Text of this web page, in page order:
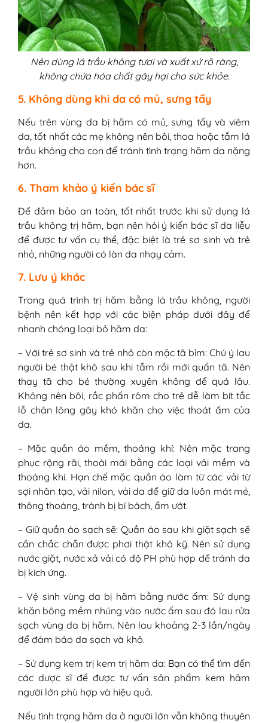
Nên dùng lá trầu không tươi và xuất xứ rõ ràng,
không chứa hóa chất gây hại cho sức khỏe.
5. Không dùng khi da có mủ, sưng tấy
Nếu trên vùng da bị hăm có mủ, sưng tấy và viêm
da, tốt nhất các mẹ không nên bôi, thoa hoặc tắm lá
trầu không cho con để tránh tình trạng hăm da nặng
hơn.
6. Tham khảo ý kiến bác sĩ
Để đảm bảo an toàn, tốt nhất trước khi sử dụng lá
trầu không trị hăm, bạn nên hỏi ý kiến bác sĩ da liễu
để được tư vấn cụ thể, đặc biệt là trẻ sơ sinh và trẻ
nhỏ, những người có làn da nhạy cảm.
7. Lưu ý khác
Trong quá trình trị hăm bằng lá trầu không, người
bệnh nên kết hợp với các biện pháp dưới đây để
nhanh chóng loại bỏ hăm da:
– Với trẻ sơ sinh và trẻ nhỏ còn mặc tã bỉm: Chú ý lau
người bé thật khô sau khi tắm rồi mới quấn tã. Nên
thay tã cho bé thường xuyên không để quá lâu.
Không nên bôi, rắc phấn rôm cho trẻ dễ làm bít tắc
lỗ chân lông gây khó khăn cho việc thoát ẩm của
da.
– Mặc quần áo mềm, thoáng khí: Nên mặc trang
phục rộng rãi, thoải mái bằng các loại vải mềm và
thoáng khí. Hạn chế mặc quần áo làm từ các vải từ
sợi nhân tạo, vải nilon, vải da để giữ da luôn mát mẻ,
thông thoáng, tránh bị bí bách, ẩm ướt.
– Giữ quần áo sạch sẽ: Quần áo sau khi giặt sạch sẽ
cần chắc chắn được phơi thật khô kỹ. Nên sử dụng
nước giặt, nước xả vải có độ PH phù hợp để tránh da
bị kích ứng.
– Vệ sinh vùng da bị hăm bằng nước ấm: Sử dụng
khăn bông mềm nhúng vào nước ấm sau đó lau rửa
sạch vùng da bị hăm. Nên lau khoảng 2-3 lần/ngày
để đảm bảo da sạch và khô.
– Sử dụng kem trị kem trị hăm da: Bạn có thể tìm đến
các dược sĩ để được tư vấn sản phẩm kem hăm
người lớn phù hợp và hiệu quả.
Nếu tình trạng hăm da ở người lớn vẫn không thuyên